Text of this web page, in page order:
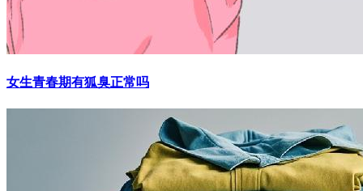
女生青春期有狐臭正常吗